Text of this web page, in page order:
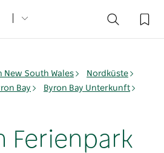
South Wales
Nordküste
Bay
Byron Bay Unterkunft
Ferienpark